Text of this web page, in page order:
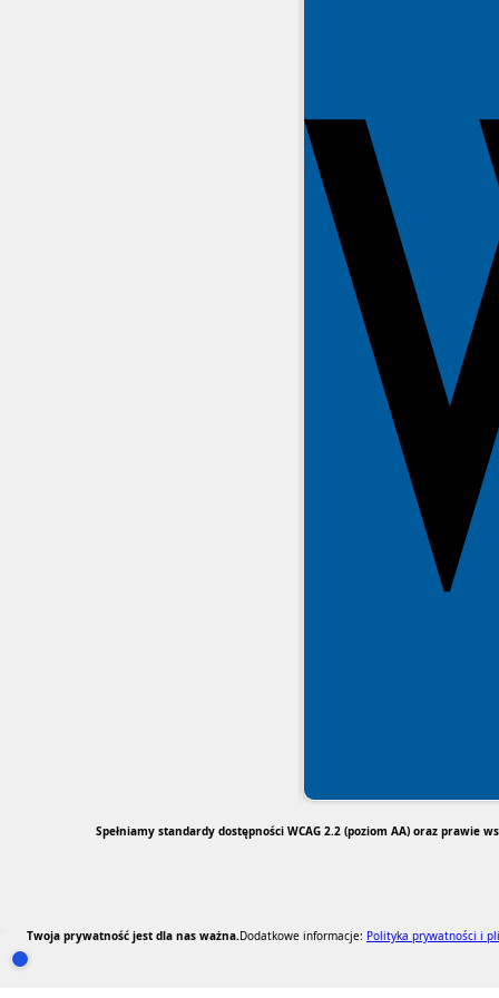
Otwórz ustawienia zgód cookie i zgód RODO
Spełniamy standardy dostępności WCAG 2.2 (poziom AA) oraz prawie
RODO Zgodne
RODO przyjazne narzędzia
Twoja prywatność jest dla nas ważna.Dodatkowe informacje: Polityka prywatności i